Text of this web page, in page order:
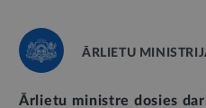
ĀRLIETU
Ārlietu ministre dosies